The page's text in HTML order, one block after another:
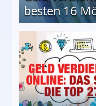
besten 16